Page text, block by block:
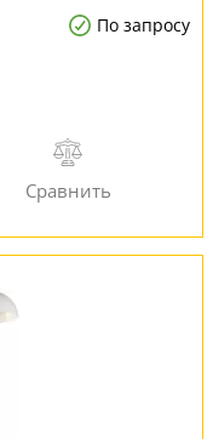
По запросу